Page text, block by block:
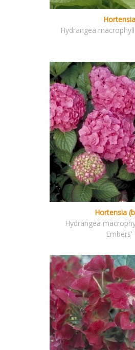
Hortensia
Hydrangea
Hortensia
Hydrangea
Embers'